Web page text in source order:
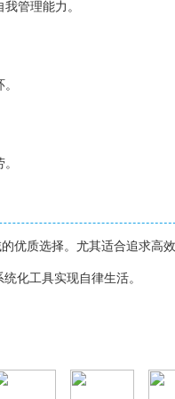
管理能力。
优质选择。尤其适合追求高
化工具实现自律生活。